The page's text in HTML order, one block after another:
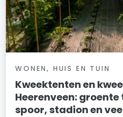
WONEN, HUIS EN TUIN
Kweektenten en
Heerenveen: groente
spoor, stadion en